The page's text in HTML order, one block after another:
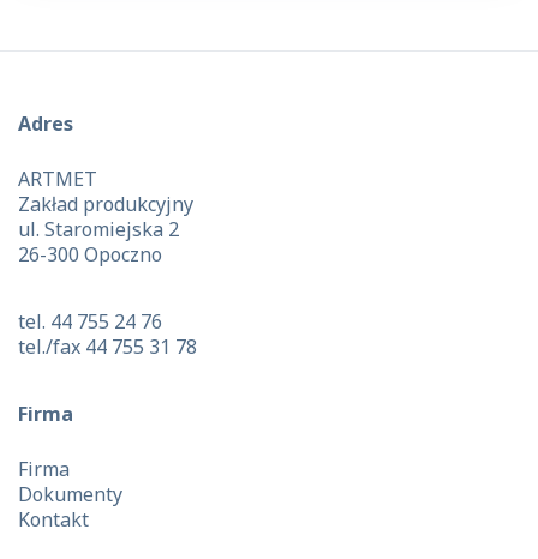
Adres
ARTMET
Zakład produkcyjny
ul. Staromiejska 2
26-300 Opoczno
tel. 44 755 24 76
tel./fax 44 755 31 78
Firma
Firma
Dokumenty
Kontakt